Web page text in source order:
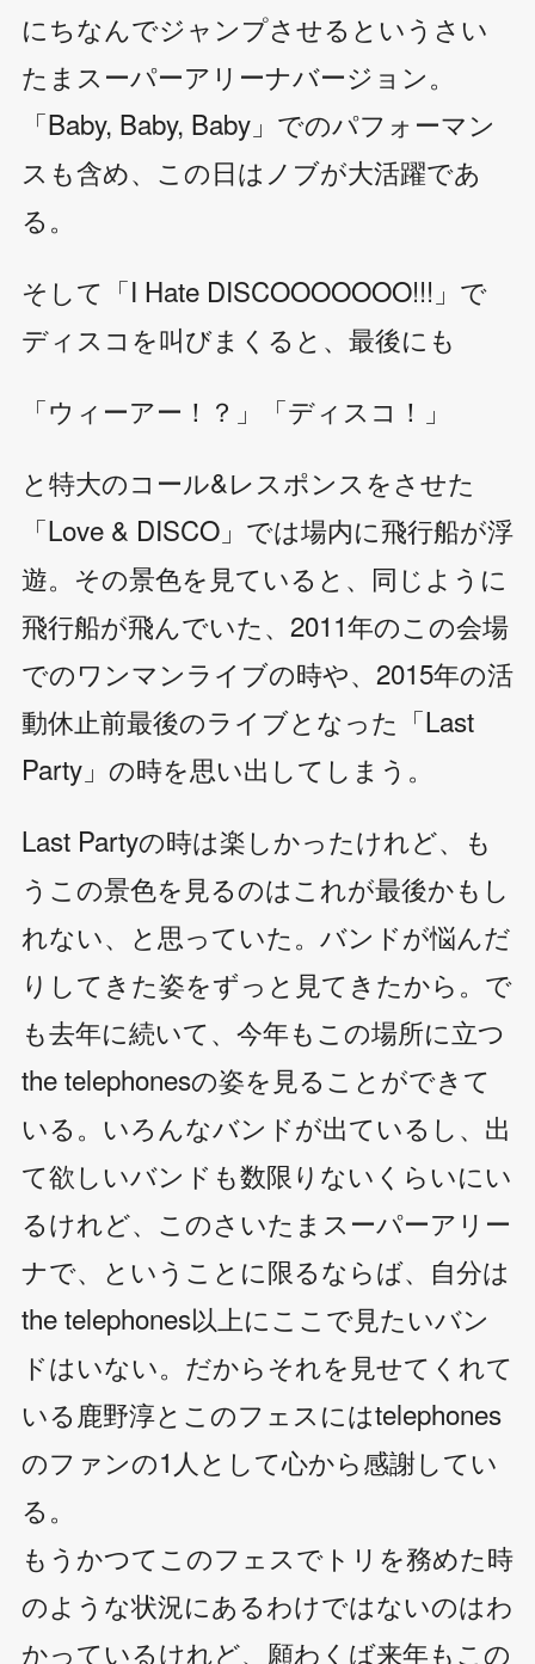
にちなんでジャンプさせるというさい
たまスーパーアリーナバージョン。
「Baby, Baby, Baby」でのパフォーマン
スも含め、この日はノブが大活躍であ
る。
そして「I Hate DISCOOOOOOO!!!」で
ディスコを叫びまくると、最後にも
「ウィーアー！？」「ディスコ！」
と特大のコール&レスポンスをさせた
「Love & DISCO」では場内に飛行船が浮
遊。その景色を見ていると、同じように
飛行船が飛んでいた、2011年のこの会場
でのワンマンライブの時や、2015年の活
動休止前最後のライブとなった「Last
Party」の時を思い出してしまう。
Last Partyの時は楽しかったけれど、も
うこの景色を見るのはこれが最後かもし
れない、と思っていた。バンドが悩んだ
りしてきた姿をずっと見てきたから。で
も去年に続いて、今年もこの場所に立つ
the telephonesの姿を見ることができて
いる。いろんなバンドが出ているし、出
て欲しいバンドも数限りないくらいにい
るけれど、このさいたまスーパーアリー
ナで、ということに限るならば、自分は
the telephones以上にここで見たいバン
ドはいない。だからそれを見せてくれて
いる鹿野淳とこのフェスにはtelephones
のファンの1人として心から感謝してい
る。
もうかつてこのフェスでトリを務めた時
のような状況にあるわけではないのはわ
かっているけれど、願わくば来年もこの